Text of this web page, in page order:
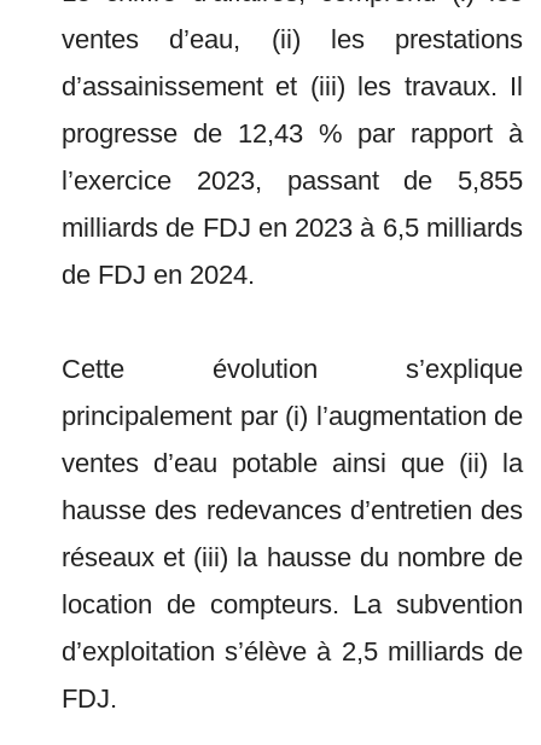
ventes d’eau, (ii) les prestations
d’assainissement et (iii) les travaux. Il
progresse de 12,43 % par rapport à
l’exercice 2023, passant de 5,855
milliards de FDJ en 2023 à 6,5 milliards
de FDJ en 2024.
Cette évolution s’explique
principalement par (i) l’augmentation de
ventes d’eau potable ainsi que (ii) la
hausse des redevances d’entretien des
réseaux et (iii) la hausse du nombre de
location de compteurs. La subvention
d’exploitation s’élève à 2,5 milliards de
FDJ.